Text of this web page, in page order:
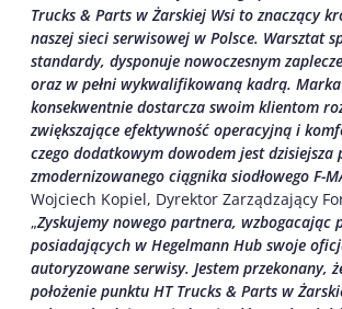
Trucks & Parts w Żarskiej Wsi to znaczący
naszej sieci serwisowej w Polsce. Warsztat
standardy, dysponuje nowoczesnym
oraz w pełni wykwalifikowaną kadrą.
konsekwentnie dostarcza swoim klientom
zwiększające efektywność operacyjną i
czego dodatkowym dowodem jest dzisiejsza
zmodernizowanego ciągnika siodłowego F-
Wojciech Kopiel, Dyrektor Zarządzający
„Zyskujemy nowego partnera,
posiadających w Hegelmann Hub swoje
autoryzowane serwisy. Jestem przekonany,
położenie punktu HT Trucks & Parts w